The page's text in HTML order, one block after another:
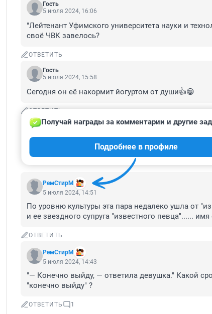
Гость
5 июля 2024, 16:06
"Лейтенант Уфимского университета науки и
своё ЧВК завелось?
ОТВЕТИТЬ
Гость
5 июля 2024, 15:58
Сегодня он её накормит йогуртом от души👍😁
ОТВЕТИТЬ
РемСтирМ
Получай награды за комментарии и другие
Подробнее в профиле
5 июля 2024, 14:51
По уровню культуры эта пара недалеко ушла от
и ее звездного супруга "известного певца"......
ОТВЕТИТЬ
РемСтирМ
5 июля 2024, 14:43
"— Конечно выйду, — ответила девушка." Какой
"конечно выйду" ?
ОТВЕТИТЬ 1